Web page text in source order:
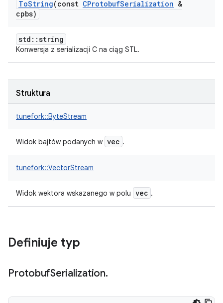
ToString(const CProtobufSerialization &
cpbs)
std::string
Konwersja z serializacji C na ciąg STL.
Struktura
tunefork::ByteStream
Widok bajtów podanych w vec .
tunefork::VectorStream
Widok wektora wskazanego w polu vec .
Definiuje typ
ProtobufSerialization.